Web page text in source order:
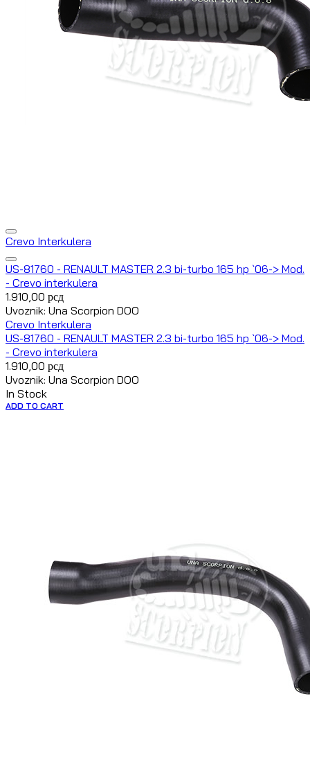
Crevo Interkulera
US-81760 - RENAULT MASTER 2.3 bi-turbo 165 hp `06-> Mod.
- Crevo interkulera
1.910,00 рсд
Uvoznik: Una Scorpion DOO
Crevo Interkulera
US-81760 - RENAULT MASTER 2.3 bi-turbo 165 hp `06-> Mod.
- Crevo interkulera
1.910,00 рсд
Uvoznik: Una Scorpion DOO
In Stock
ADD TO CART